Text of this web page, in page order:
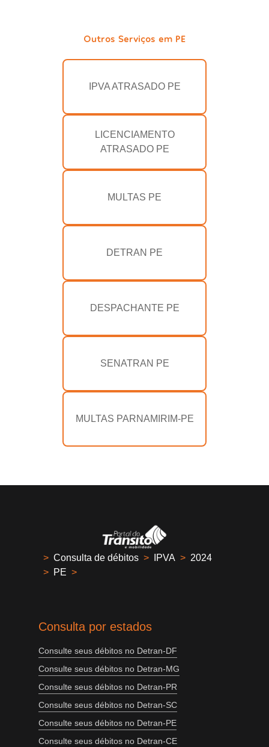
Outros Serviços em PE
IPVA ATRASADO PE
LICENCIAMENTO
ATRASADO PE
MULTAS PE
DETRAN PE
DESPACHANTE PE
SENATRAN PE
MULTAS PARNAMIRIM-PE
> Consulta de débitos > IPVA > 2024
> PE >
Consulta por estados
Consulte seus débitos no Detran-DF
Consulte seus débitos no Detran-MG
Consulte seus débitos no Detran-PR
Consulte seus débitos no Detran-SC
Consulte seus débitos no Detran-PE
Consulte seus débitos no Detran-CE